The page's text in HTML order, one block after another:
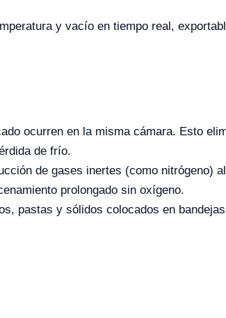
y vacío en tiempo real,
ocurren en la misma cámara. Esto
de frío.
de gases inertes (como nitrógeno)
prolongado sin oxígeno.
pastas y sólidos colocados en